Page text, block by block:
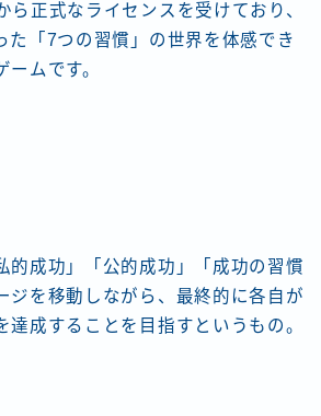
ら正式なライセンスを受けており、
た「7つの習慣」の世界を体感でき
ムです。
的成功」「公的成功」「成功の習慣
ジを移動しながら、最終的に各自が
達成することを目指すというもの。